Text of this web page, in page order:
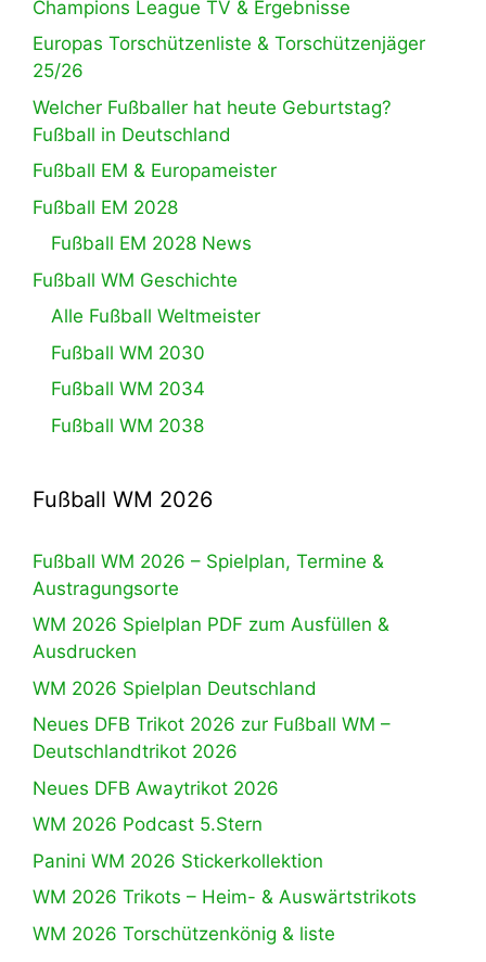
Champions League TV & Ergebnisse
Europas Torschützenliste & Torschützenjäger
25/26
Welcher Fußballer hat heute Geburtstag?
Fußball in Deutschland
Fußball EM & Europameister
Fußball EM 2028
Fußball EM 2028 News
Fußball WM Geschichte
Alle Fußball Weltmeister
Fußball WM 2030
Fußball WM 2034
Fußball WM 2038
Fußball WM 2026
Fußball WM 2026 – Spielplan, Termine &
Austragungsorte
WM 2026 Spielplan PDF zum Ausfüllen &
Ausdrucken
WM 2026 Spielplan Deutschland
Neues DFB Trikot 2026 zur Fußball WM –
Deutschlandtrikot 2026
Neues DFB Awaytrikot 2026
WM 2026 Podcast 5.Stern
Panini WM 2026 Stickerkollektion
WM 2026 Trikots – Heim- & Auswärtstrikots
WM 2026 Torschützenkönig & liste